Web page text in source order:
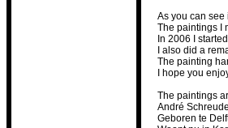
As you can see
The paintings I
In 2006 I
I also did a
The painting
I hope you
The paintings
André
Geboren te